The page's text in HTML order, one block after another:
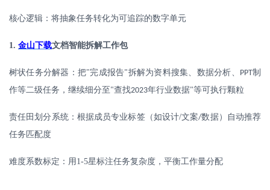
核心逻辑：将抽象任务转化为可追踪的数字单元
1. 金山下载文档智能拆解工作包
树状任务分解器：把"完成报告"拆解为资料搜集、数据分析、 PPT制
作等二级任务，继续细分至 "查找2023年行业数据"等可执行颗粒
责任田划分系统：根据成员专业标签（如设计/文案/数据）自动推荐
任务匹配度
难度系数标定：用 1-5星标注任务复杂度，平衡工作量分配